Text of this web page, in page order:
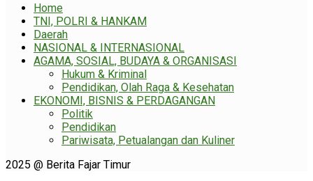
Home
TNI, POLRI & HANKAM
Daerah
NASIONAL & INTERNASIONAL
AGAMA, SOSIAL, BUDAYA & ORGANISASI
Hukum & Kriminal
Pendidikan, Olah Raga & Kesehatan
EKONOMI, BISNIS & PERDAGANGAN
Politik
Pendidikan
Pariwisata, Petualangan dan Kuliner
2025 @ Berita Fajar Timur